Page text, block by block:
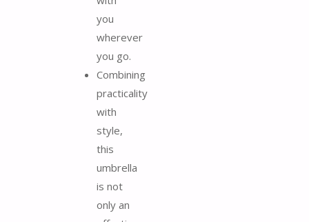
you
wherever
you go.
Combining
practicality
with
style,
this
umbrella
is not
only an